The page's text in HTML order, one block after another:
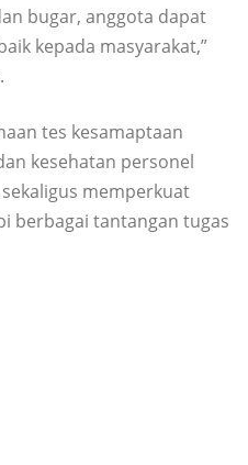
bugar, anggota dapat
kepada masyarakat,”
tes kesamaptaan
kesehatan personel
memperkuat
berbagai tantangan tugas